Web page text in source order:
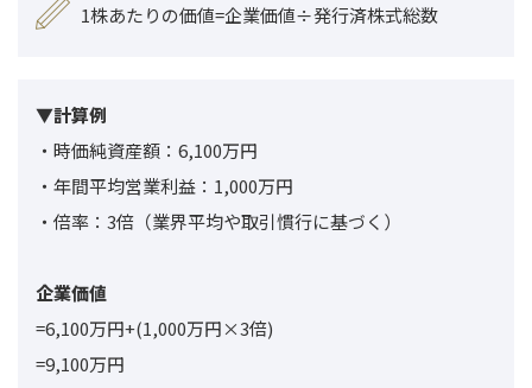
1株あたりの価値=企業価値÷発行済株式総数
▼計算例
・時価純資産額：6,100万円
・年間平均営業利益：1,000万円
・倍率：3倍 （業界平均や取引慣行に基づく）
企業価値
=6,100万円+(1,000万円×3倍)
=9,100万円